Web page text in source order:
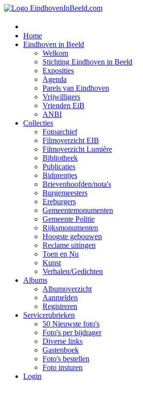
Home
Eindhoven in Beeld
Welkom
Stichting Eindhoven in Beeld
Exposities
Agenda
Parels van Eindhoven
Vrijwilligers
Vrienden EiB
ANBI
Collecties
Fotoarchief
Filmoverzicht EIB
Filmoverzicht Lumière
Bibliotheek
Publicaties
Bidprentjes
Brievenhoofden/nota's
Burgemeesters
Ereburgers
Gemeentemonumenten
Gemeente Politie
Rijksmonumenten
Hoogste gebouwen
Reclame uitingen
Toen en Nu
Kunst
Verhalen/Gedichten
Albums
Albumoverzicht
Aanmelden
Registreren
Servicerubrieken
50 Nieuwste foto's
Foto's per bijdrager
Diverse links
Gastenboek
Foto's bestellen
Foto insturen
Login